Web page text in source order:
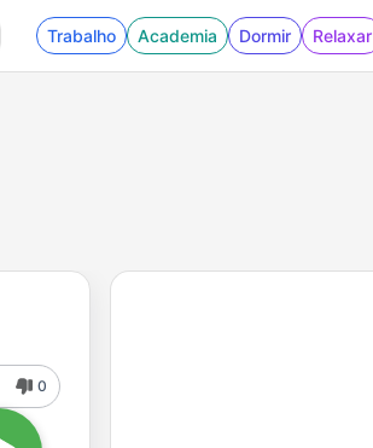
Trabalho Academia Dormir Relaxar
0